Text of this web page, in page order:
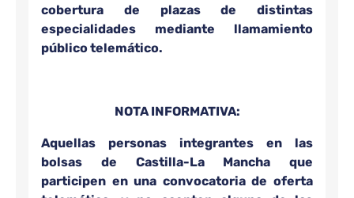
cobertura de plazas de distintas
especialidades mediante llamamiento
público telemático.
NOTA INFORMATIVA:
Aquellas personas integrantes en las
bolsas de Castilla-La Mancha que
participen en una convocatoria de oferta